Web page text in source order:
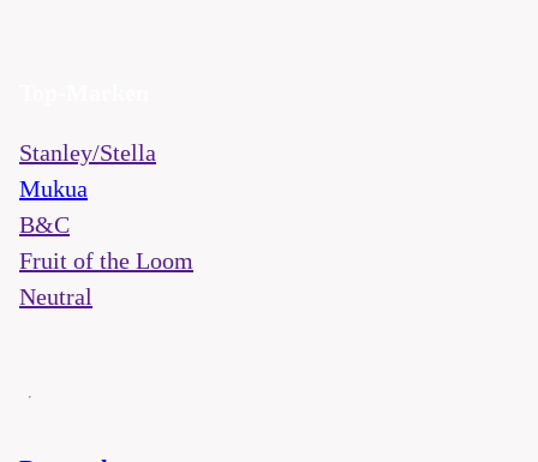
Stanley/Stella
Mukua
B&C
Fruit of the Loom
Neutral